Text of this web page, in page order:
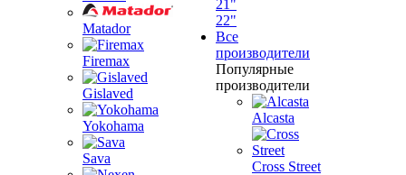
Matador
Firemax
Gislaved
Yokohama
Sava
21"
22"
Все
производители
Популярные
производители
Alcasta
Cross Street